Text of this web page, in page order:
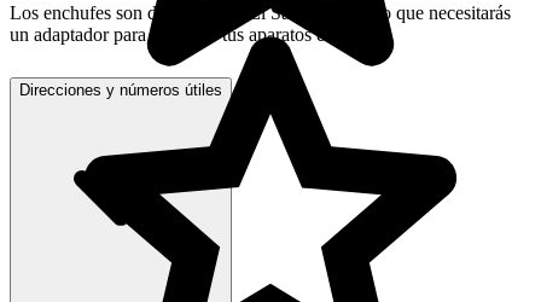
Los enchufes son diferentes en El Salvador, por lo que necesitarás
un adaptador para enchufar tus aparatos eléctricos.
Direcciones y números útiles